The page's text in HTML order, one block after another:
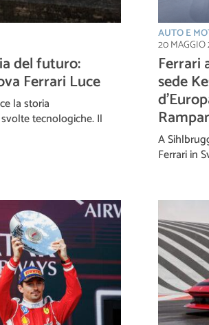
del futuro:
Ferrari Luce
la storia
tecnologiche. Il
AUTO E
20 MAGGIO
Ferrari
sede
A
Ferrari in